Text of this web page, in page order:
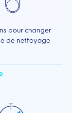
pour changer
de nettoyage